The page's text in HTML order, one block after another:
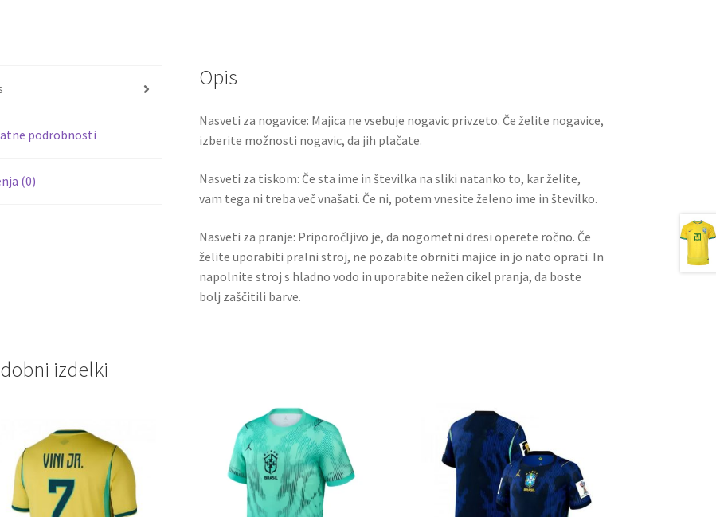
k
podrobnosti
(0)
Opis
Nasveti za nogavice: Majica ne vsebuje nogavic privzeto. Če želite nogavice,
izberite možnosti nogavic, da jih plačate.
Nasveti za tiskom: Če sta ime in številka na sliki natanko to, kar želite,
vam tega ni treba več vnašati. Če ni, potem vnesite želeno ime in številko.
Nasveti za pranje: Priporočljivo je, da nogometni dresi operete ročno. Če
želite uporabiti pralni stroj, ne pozabite obrniti majice in jo nato oprati. In
napolnite stroj s hladno vodo in uporabite nežen cikel pranja, da boste
bolj zaščitili barve.
izdelki